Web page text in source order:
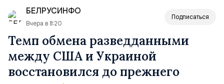
поглощений. Крупнейшей ...
БЕЛРУСИНФО
Вчера в 8:20
Подписаться
Темп обмена разведданными
между США и Украиной
восстановился до прежнего